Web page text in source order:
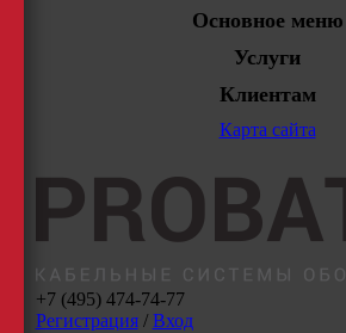
Основное меню
Услуги
Клиентам
Карта сайта
+7 (495) 474-74-77
Регистрация/ Вход